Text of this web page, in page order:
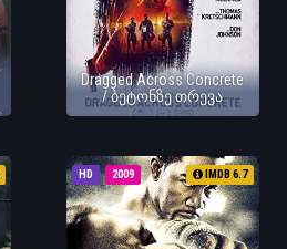
Dragged Across Concrete
/ ბეტონზე თრევა
HD 2009 IMDB 6.7